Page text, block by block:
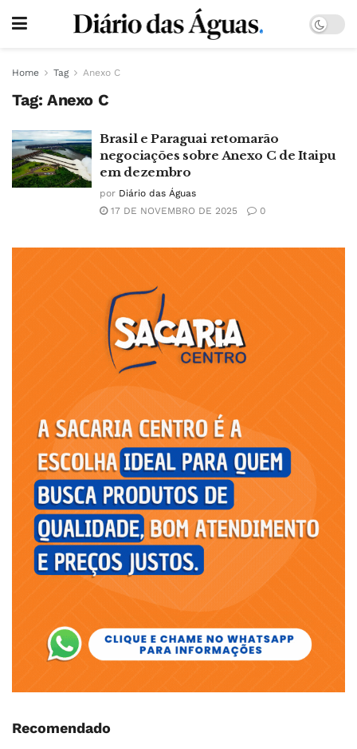
Home Tag Anexo C
Tag: Anexo C
Brasil e Paraguai retomarão
negociações sobre Anexo C de Itaipu
em dezembro
por Diário das Águas
17 DE NOVEMBRO DE 2025
0
Recomendado